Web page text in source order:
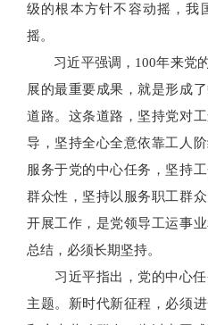
级的根本方针不容动摇，我
摇。
习近平强调，100年来党的
展的最重要成果，就是形成
道路。这条道路，坚持党对
导，坚持全心全意依靠工人
服务于党的中心任务，坚持
群众性，坚持以服务职工群
开展工作，是党领导工运事
总结，必须长期坚持。
习近平指出，党的中心任
主题。新时代新征程，必须